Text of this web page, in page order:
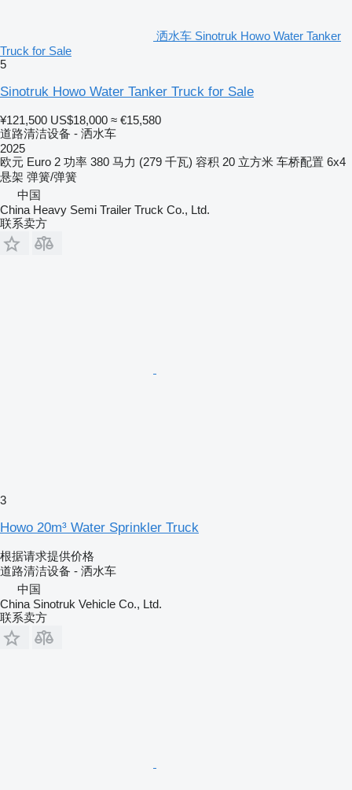
洒水车 Sinotruk Howo Water Tanker
Truck for Sale
5
Sinotruk Howo Water Tanker Truck for Sale
¥121,500 US$18,000 ≈ €15,580
道路清洁设备 - 洒水车
2025
欧元 Euro 2 功率 380 马力 (279 千瓦) 容积 20 立方米 车桥配置 6x4
悬架 弹簧/弹簧
中国
China Heavy Semi Trailer Truck Co., Ltd.
联系卖方
3
Howo 20m³ Water Sprinkler Truck
根据请求提供价格
道路清洁设备 - 洒水车
中国
China Sinotruk Vehicle Co., Ltd.
联系卖方